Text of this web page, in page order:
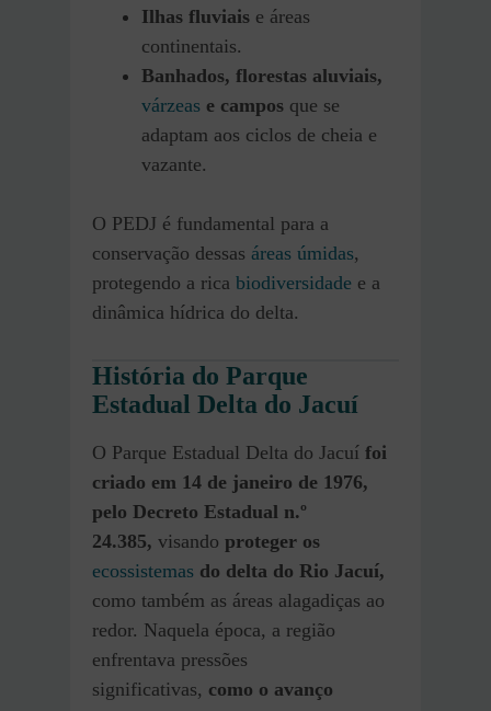
Ilhas fluviais e áreas
continentais.
Banhados, florestas aluviais,
várzeas e campos que se
adaptam aos ciclos de cheia e
vazante.
O PEDJ é fundamental para a
conservação dessas áreas úmidas,
protegendo a rica biodiversidade e a
dinâmica hídrica do delta.
História do Parque
Estadual Delta do Jacuí
O Parque Estadual Delta do Jacuí foi
criado em 14 de janeiro de 1976,
pelo Decreto Estadual n.º
24.385, visando proteger os
ecossistemas do delta do Rio Jacuí,
como também as áreas alagadiças ao
redor. Naquela época, a região
enfrentava pressões
significativas, como o avanço